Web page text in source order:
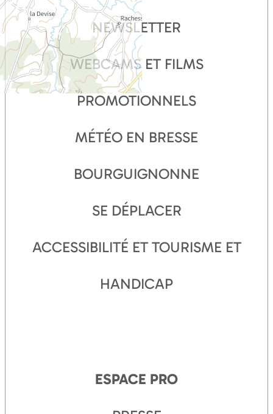
NEWSLETTER
WEBCAMS ET FILMS
PROMOTIONNELS
MÉTÉO EN BRESSE
BOURGUIGNONNE
SE DÉPLACER
ACCESSIBILITÉ ET TOURISME ET
HANDICAP
ESPACE PRO